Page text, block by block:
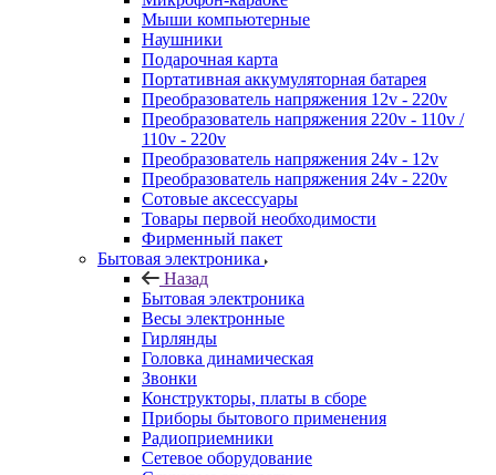
Мыши компьютерные
Наушники
Подарочная карта
Портативная аккумуляторная батарея
Преобразователь напряжения 12v - 220v
Преобразователь напряжения 220v - 110v /
110v - 220v
Преобразователь напряжения 24v - 12v
Преобразователь напряжения 24v - 220v
Сотовые аксессуары
Товары первой необходимости
Фирменный пакет
Бытовая электроника
Назад
Бытовая электроника
Весы электронные
Гирлянды
Головка динамическая
Звонки
Конструкторы, платы в сборе
Приборы бытового применения
Радиоприемники
Сетевое оборудование